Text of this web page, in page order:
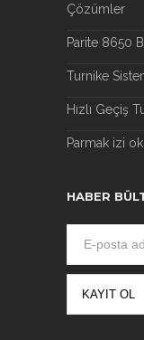
Çözümler
Parite 8650
Turnike
Hızlı Geçiş
Parmak izi
HABER